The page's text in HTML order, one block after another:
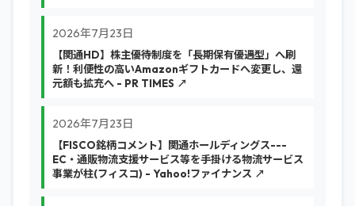
2026年7月23日
【関通HD】株主優待制度を「長期保有優遇型」へ刷
新！利便性の高いAmazonギフトカードへ変更し、還
元額も拡充へ - PR TIMES ↗
2026年7月23日
【FISCO銘柄コメント】関通ホールディングス---
EC・通販物流支援サービス等を手掛ける物流サービス
事業が柱(フィスコ) - Yahoo!ファイナンス ↗